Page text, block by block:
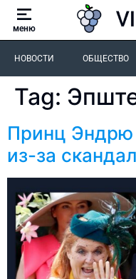
меню
НОВОСТИ ОБЩЕСТВО
Tag:
Принц Эндрю
из-за